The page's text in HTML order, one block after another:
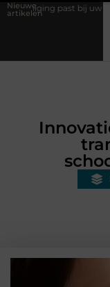
Nieuwe
artikelen
uw productieproces?